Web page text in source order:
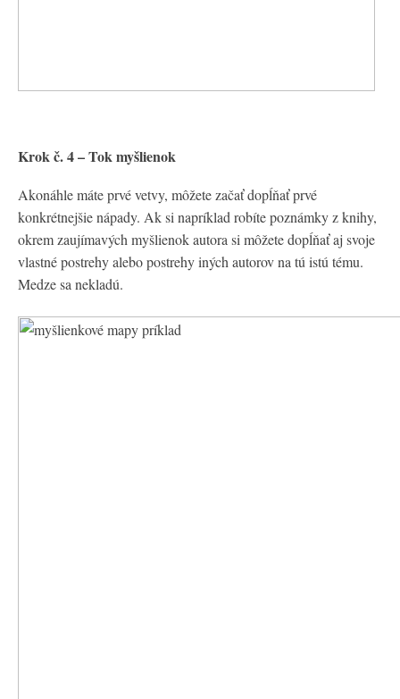
Krok č. 4 – Tok myšlienok
Akonáhle máte prvé vetvy, môžete začať dopĺňať prvé
konkrétnejšie nápady. Ak si napríklad robíte poznámky z knihy,
okrem zaujímavých myšlienok autora si môžete dopĺňať aj svoje
vlastné postrehy alebo postrehy iných autorov na tú istú tému.
Medze sa nekladú.